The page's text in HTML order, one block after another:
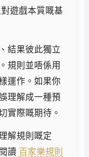
對遊戲本質嘅基
結果彼此獨立
規則並唔係用
運作。如果你
理解成一種預
實際嘅期待。
解規則嘅定
讀 百家樂規則